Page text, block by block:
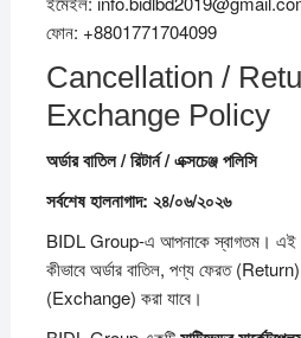
ফোন: +8801771704099
Cancellation /
Exchange Policy
অর্ডারবাতিল /রিটার্ন /এক্সচেঞ্জপলিসি
সর্বশেষহালনাগাদ: ২৪/০৬/২০২৬
BIDL Group-এ আপনাকে স্বাগতম। এই
কীভাবে অর্ডার বাতিল, পণ্য ফেরত
(Exchange) করা যাবে।